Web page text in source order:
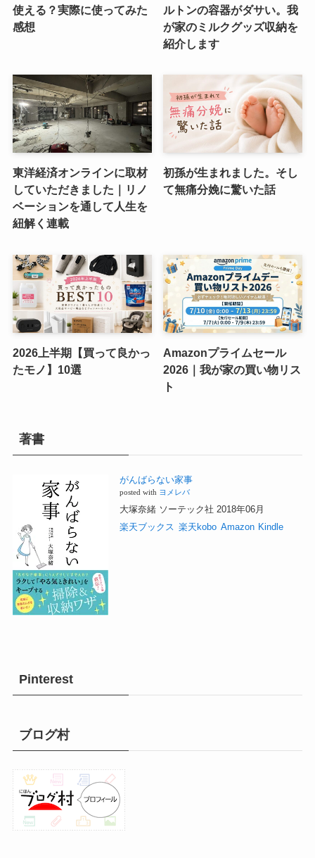
使える？実際に使ってみた
感想
ルトンの容器がダサい。我
が家のミルクグッズ収納を
紹介します
東洋経済オンラインに取材
していただきました｜リノ
ベーションを通して人生を
紐解く連載
初孫が生まれました。そし
て無痛分娩に驚いた話
2026上半期【買って良かっ
たモノ】10選
Amazonプライムセール
2026｜我が家の買い物リス
ト
著書
がんばらない家事
posted with ヨメレバ
大塚奈緒 ソーテック社 2018年06月
楽天ブックス 楽天kobo Amazon Kindle
Pinterest
ブログ村